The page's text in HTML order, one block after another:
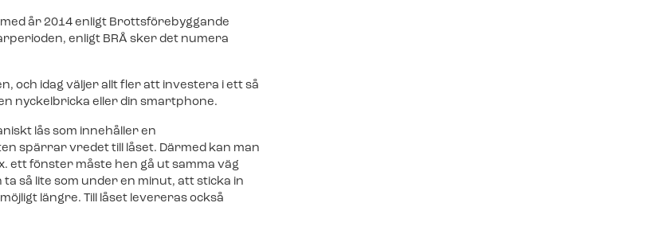
som streamar
larm. Allt du behöver göra är att svara på fyra enkla frågor!
Träffa några av alla våra nöjda kunder.
ständigt
som streamar
larm. Allt du behöver göra är att svara på fyra enkla frågor!
Fyll i ditt telefonnummer för prisförslag. Någon av våra
trevliga medarbetare återkommer till dig inom kort.
larm till
både omsättning och organisation. Med 65 medarbetare och nya…
expanderar med nya franchisetagare
Svenska Alarm stärker sin närvaro i Östergötland och välkomnar
Albin Engberg och Gustav Engberg som nya franchisetagare i
år 2014 enligt Brottsförebyggande
enligt BRÅ sker det numera
och idag väljer allt fler att investera i ett så
nyckelbricka eller din smartphone.
lås som innehåller en
spärrar vredet till låset. Därmed kan man
ett fönster måste hen gå ut samma väg
så lite som under en minut, att sticka in
längre. Till låset levereras också